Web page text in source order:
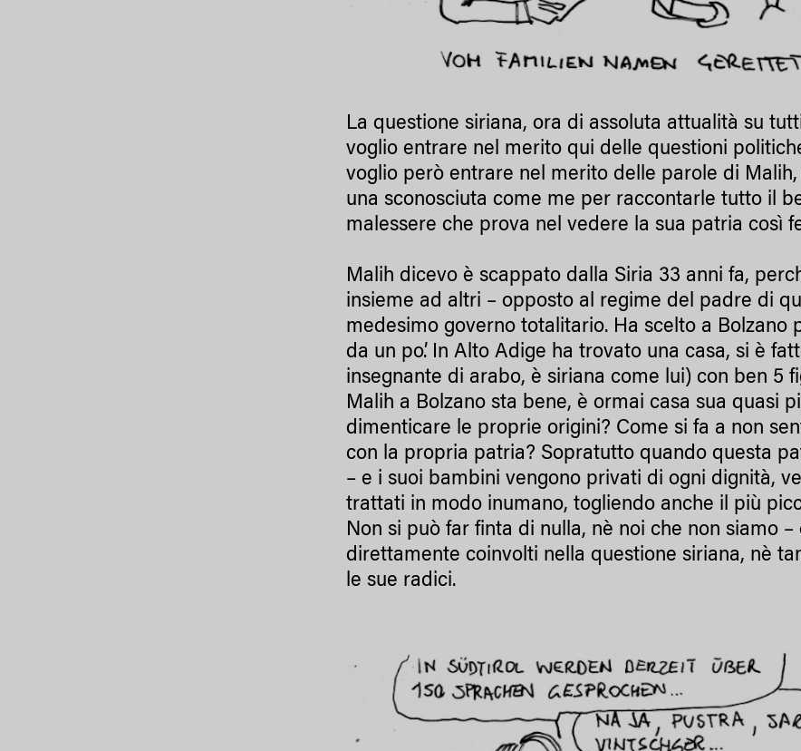
La questione siriana, ora di assoluta attualità su
voglio entrare nel merito qui delle questioni
voglio però entrare nel merito delle parole di
una sconosciuta come me per raccontarle tutto il
malessere che prova nel vedere la sua patria così
Malih dicevo è scappato dalla Siria 33 anni fa,
insieme ad altri – opposto al regime del padre di
medesimo governo totalitario. Ha scelto a Bolzano
da un po’. In Alto Adige ha trovato una casa, si è
insegnante di arabo, è siriana come lui) con ben 5
Malih a Bolzano sta bene, è ormai casa sua quasi
dimenticare le proprie origini? Come si fa a non
con la propria patria? Sopratutto quando questa
– e i suoi bambini vengono privati di ogni dignità,
trattati in modo inumano, togliendo anche il più
Non si può far finta di nulla, nè noi che non siamo
direttamente coinvolti nella questione siriana, nè
le sue radici.